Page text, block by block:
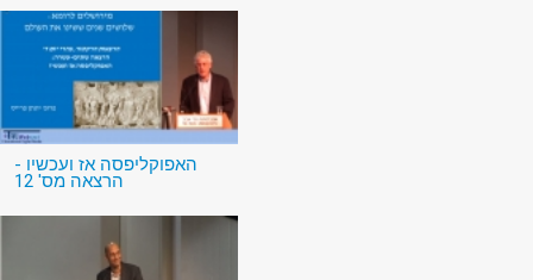
האפוקליפסה אז ועכשיו -
הרצאה מס' 12